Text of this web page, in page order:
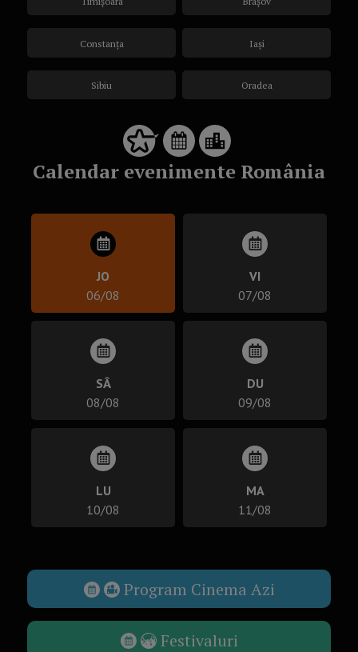
Constanța
Sibiu
Iași
Oradea
Calendar evenimente România
JO
06/08
VI
07/08
SÂ
08/08
DU
09/08
LU
10/08
MA
11/08
Program Cinema Azi
Festivaluri